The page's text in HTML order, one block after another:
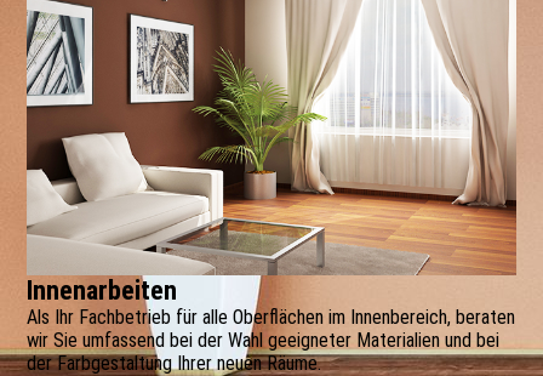
Innenarbeiten
Als Ihr Fachbetrieb für alle Oberflächen im Innenbereich, beraten
wir Sie umfassend bei der Wahl geeigneter Materialien und bei
der Farbgestaltung Ihrer neuen Räume.